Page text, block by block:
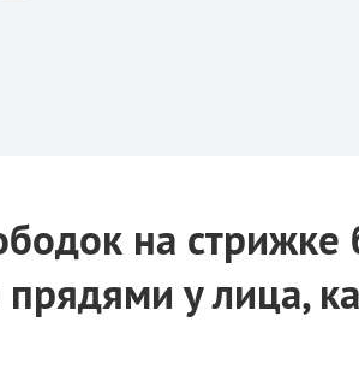
на стрижке
у лица,